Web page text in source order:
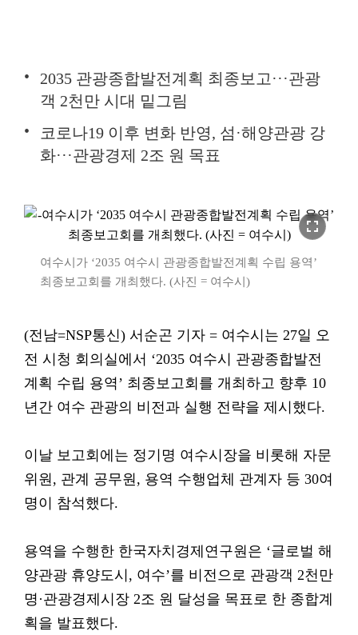
2035 관광종합발전계획 최종보고···관광
객 2천만 시대 밑그림
코로나19 이후 변화 반영, 섬·해양관광 강
화···관광경제 2조 원 목표
fullscreen
여수시가 ‘2035 여수시 관광종합발전계획 수립 용역’
최종보고회를 개최했다. (사진 = 여수시)
(전남=NSP통신) 서순곤 기자 = 여수시는 27일 오
전 시청 회의실에서 ‘2035 여수시 관광종합발전
계획 수립 용역’ 최종보고회를 개최하고 향후 10
년간 여수 관광의 비전과 실행 전략을 제시했다.
이날 보고회에는 정기명 여수시장을 비롯해 자문
위원, 관계 공무원, 용역 수행업체 관계자 등 30여
명이 참석했다.
용역을 수행한 한국자치경제연구원은 ‘글로벌 해
양관광 휴양도시, 여수’를 비전으로 관광객 2천만
명·관광경제시장 2조 원 달성을 목표로 한 종합계
획을 발표했다.